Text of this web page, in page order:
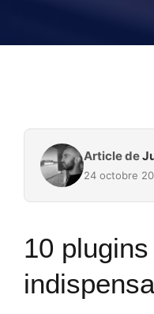
Article de
24 octobre
10